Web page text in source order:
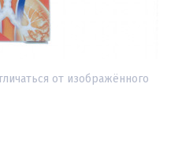
от изображённого